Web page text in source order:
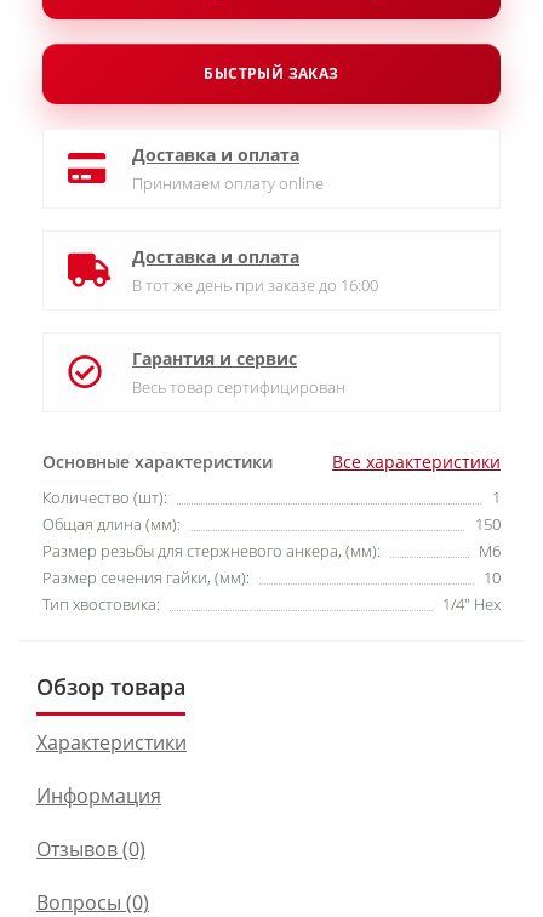
Основные характеристики Все характеристики
Количество (шт):
1
Общая длина (мм):
150
Размер резьбы для стержневого анкера, (мм):
M6
Размер сечения гайки, (мм):
10
Тип хвостовика:
1/4" Hex
БЫСТРЫЙ ЗАКАЗ
Доставка и оплата
Принимаем оплату online
Доставка и оплата
В тот же день при заказе до 16:00
Гарантия и сервис
Весь товар сертифицирован
Обзор товара
Характеристики
Информация
Отзывов (0)
Вопросы (0)